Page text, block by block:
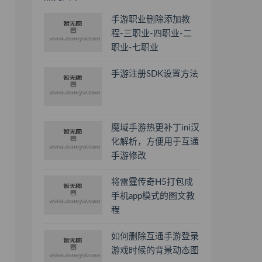
手游职业删除添加教
程-三职业-四职业-二
职业-七职业
手游注册SDK设置方法
魔域手游热更补丁ini汉
化解析，方便用于互通
手游修改
将雷霆传奇H5打包成
手机app模式的图文教
程
如何删除互通手游登录
游戏时候的背景动态图